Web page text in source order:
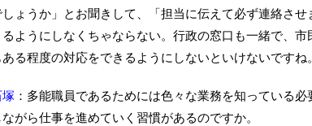
しょうか」とお聞きして、「担当に伝えて必ず連絡さ
るようにしなくちゃならない。行政の窓口も一緒で、
ある程度の対応をできるようにしないといけないですね。
：多能職員であるためには色々な業務を知っている
ながら仕事を進めていく習慣があるのですか。